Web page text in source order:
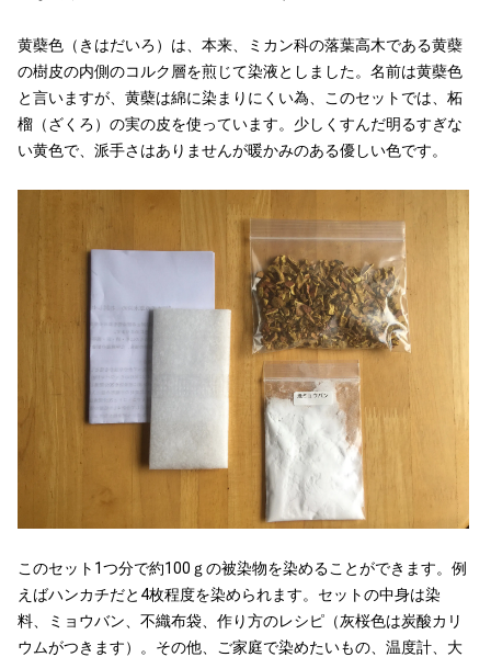
黄蘗色（きはだいろ）は、本来、ミカン科の落葉高木である黄蘗
の樹皮の内側のコルク層を煎じて染液としました。名前は黄蘗色
と言いますが、黄蘗は綿に染まりにくい為、このセットでは、柘
榴（ざくろ）の実の皮を使っています。少しくすんだ明るすぎな
い黄色で、派手さはありませんが暖かみのある優しい色です。
このセット1つ分で約100ｇの被染物を染めることができます。例
えばハンカチだと4枚程度を染められます。セットの中身は染
料、ミョウバン、不織布袋、作り方のレシピ（灰桜色は炭酸カリ
ウムがつきます）。その他、ご家庭で染めたいもの、温度計、大